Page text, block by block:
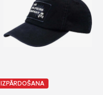
IZPĀRDOŠANA